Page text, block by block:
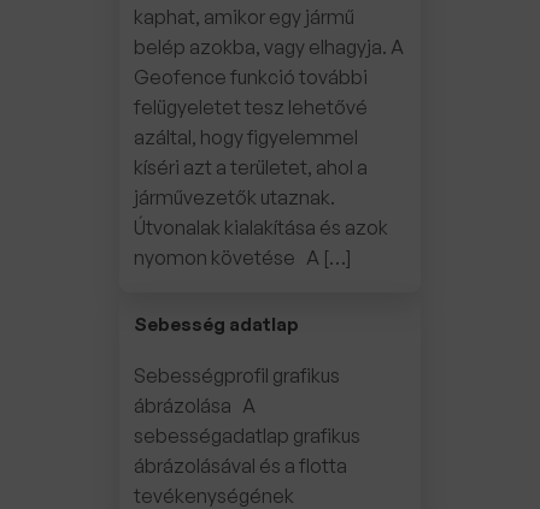
kaphat, amikor egy jármű
belép azokba, vagy elhagyja. A
Geofence funkció további
felügyeletet tesz lehetővé
azáltal, hogy figyelemmel
kíséri azt a területet, ahol a
járművezetők utaznak.
Útvonalak kialakítása és azok
nyomon követése A […]
Sebesség adatlap
Sebességprofil grafikus
ábrázolása A
sebességadatlap grafikus
ábrázolásával és a flotta
tevékenységének